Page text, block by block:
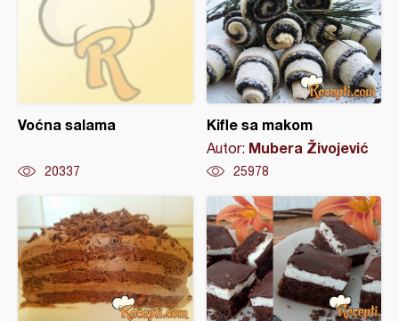
Voćna salama
20337
Kifle sa makom
Autor: Mubera Živojević
25978